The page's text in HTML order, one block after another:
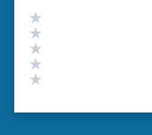
Valutazione